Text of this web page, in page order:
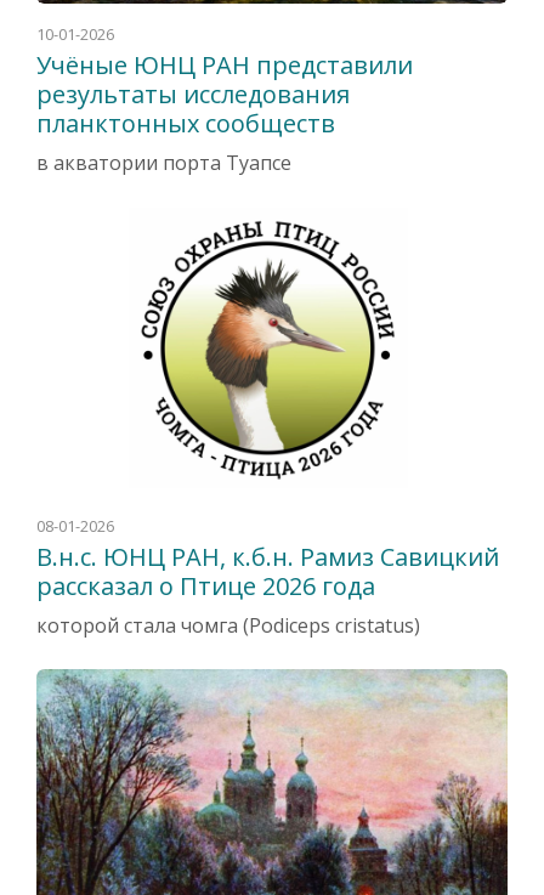
10-01-2026
Учёные ЮНЦ РАН представили
результаты исследования
планктонных сообществ
в акватории порта Туапсе
08-01-2026
В.н.с. ЮНЦ РАН, к.б.н. Рамиз Савицкий
рассказал о Птице 2026 года
которой стала чомга (Podiceps cris­ta­tus)